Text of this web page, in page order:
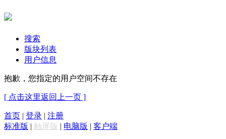
搜索
版块列表
用户信息
抱歉，您指定的用户空间不存在
[ 点击这里返回上一页 ]
首页 | 登录 | 注册
标准版 | 触屏版 | 电脑版 | 客户端